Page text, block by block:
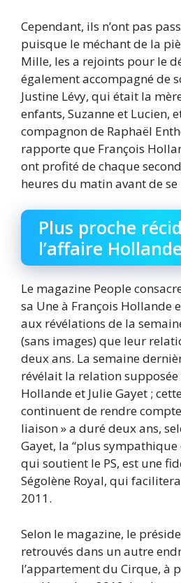
Cependant, ils n’ont pas
puisque le méchant de la
Mille, les a rejoints pour le
également accompagné de
Justine Lévy, qui était la
enfants, Suzanne et Lucien,
compagnon de Raphaël
rapporte que François
ont profité de chaque
heures du matin avant de se
Plus proche
l’affaire
Le magazine People
sa Une à François Hollande
aux révélations de la
(sans images) que leur
deux ans. La semaine
révélait la relation supposée
Hollande et Julie Gayet ;
continuent de rendre
liaison » a duré deux ans,
Gayet, la “plus sympathique
qui soutient le PS, est une
Ségolène Royal, qui
2011.
Selon le magazine, le
retrouvés dans un autre
l’appartement du Cirque, à